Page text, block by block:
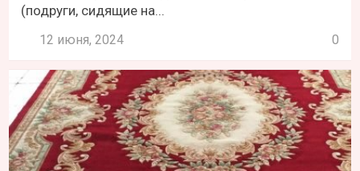
(подруги, сидящие на...
12 июня, 2024 0